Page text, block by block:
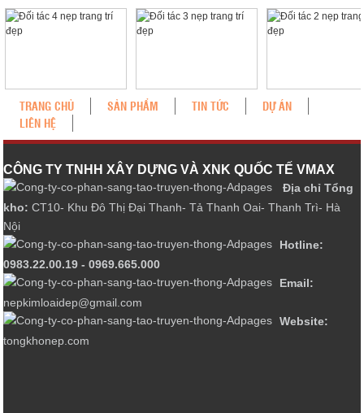
TRANG CHỦ SẢN PHẨM TIN TỨC
DỰ ÁN
LIÊN HỆ
CÔNG TY TNHH XÂY DỰNG VÀ XNK QUỐC TẾ VMAX
Địa chỉ Tổng
kho: CT10- Khu Đô Thị Đại Thanh- Tả Thanh Oai- Thanh Trì- Hà
Nội
Hotline:
0983.22.00.19 - 0969.665.000
Email:
nepkimloaidep@gmail.com
Website:
tongkhonep.com